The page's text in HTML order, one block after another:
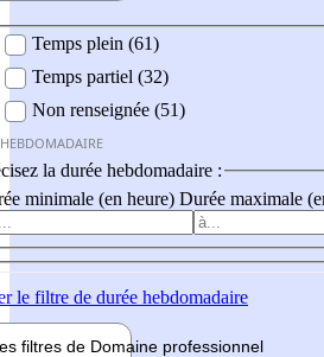
Temps plein (61)
Temps partiel (32)
Non renseignée (51)
la durée hebdomadaire :
minimale (en heure) Durée maximale
le filtre de durée hebdomadaire
filtres de Domaine professionnel